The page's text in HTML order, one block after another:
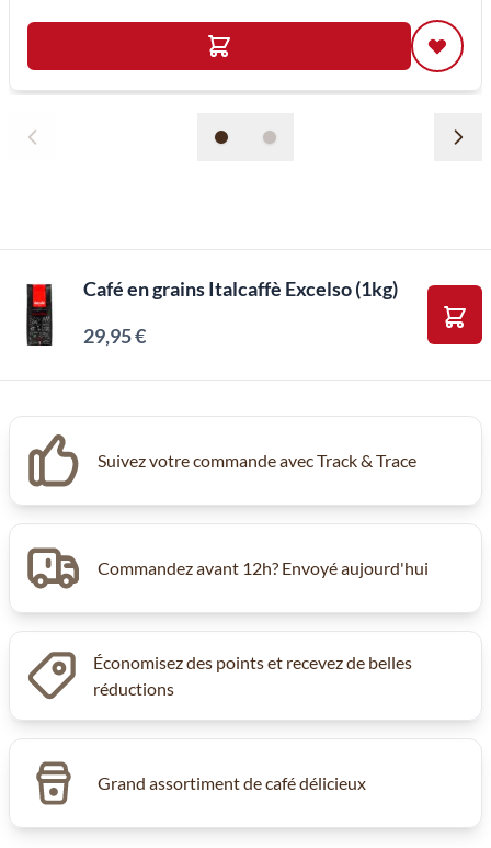
Café en grains Italcaffè Excelso (1kg)
29,95 €
Suivez votre commande avec Track & Trace
Commandez avant 12h? Envoyé aujourd'hui
Économisez des points et recevez de belles
réductions
Grand assortiment de café délicieux